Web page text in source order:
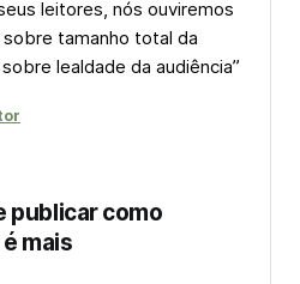
leitores, nós ouviremos
tamanho total da
lealdade da audiência”
publicar como
mais